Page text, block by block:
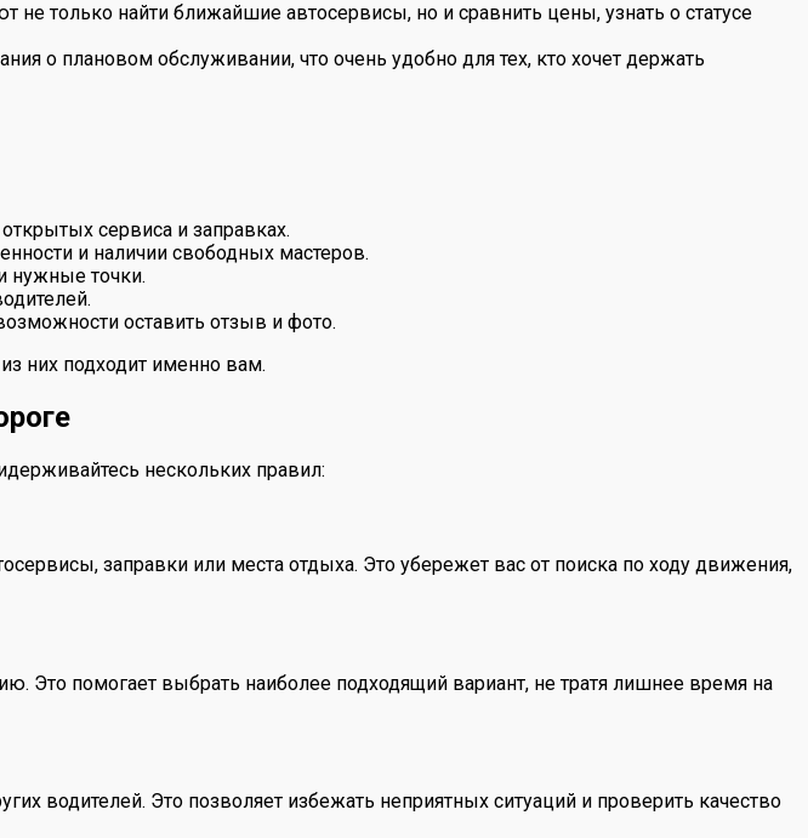
только найти ближайшие автосервисы, но и сравнить цены, узнать о статусе
о плановом обслуживании, что очень удобно для тех, кто хочет держать
сервиса и заправках.
и наличии свободных мастеров.
нужные точки.
оставить отзыв и фото.
них подходит именно вам.
нескольких правил:
заправки или места отдыха. Это убережет вас от поиска по ходу движения,
Это помогает выбрать наиболее подходящий вариант, не тратя лишнее время на
водителей. Это позволяет избежать неприятных ситуаций и проверить качество